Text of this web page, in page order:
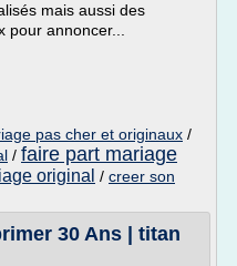
mais aussi des
annoncer...
pas cher et originaux /
/ faire part mariage
original / creer son
30 Ans | titan